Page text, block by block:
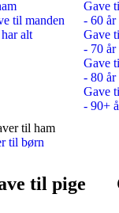
til manden
alt
Gave
- 60 år
Gave
- 70 år
Gave
- 80 år
Gave
- 90+
til børn
til pige